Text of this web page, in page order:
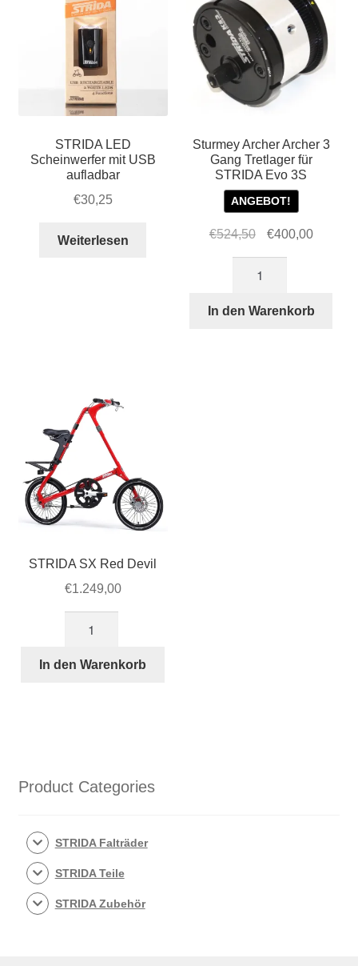
STRIDA LED
Scheinwerfer mit USB
aufladbar
€30,25
Weiterlesen
Sturmey Archer Archer 3
Gang Tretlager für
STRIDA Evo 3S
ANGEBOT!
€524,50
Ursprünglicher
war:
€400,00
Archer
In den Warenkorb
STRIDA SX Red Devil
€1.249,00
Red
In den Warenkorb
Product Categories
STRIDA Falträder
STRIDA Teile
STRIDA Zubehör